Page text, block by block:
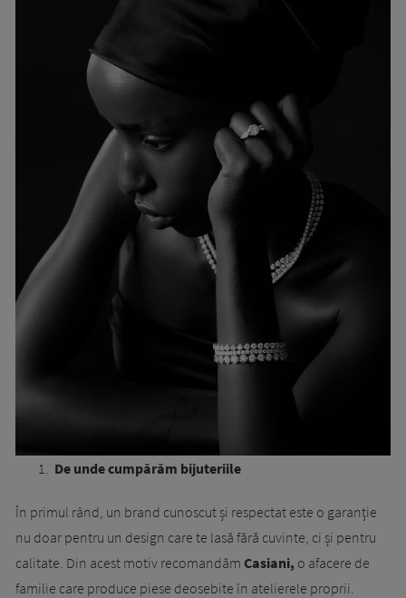
De unde cumpărăm bijuteriile
În primul rând, un brand cunoscut și respectat este o garanție
nu doar pentru un design care te lasă fără cuvinte, ci și pentru
calitate. Din acest motiv recomandăm Casiani, o afacere de
familie care produce piese deosebite în atelierele proprii.